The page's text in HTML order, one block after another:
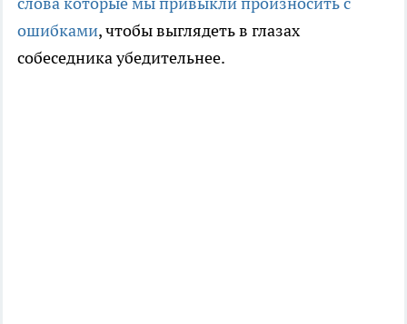
ошибками, чтобы выглядеть в глазах
собеседника убедительнее.